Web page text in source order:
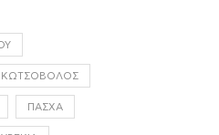
ΚΩΤΣΌΒΟΛΟΣ
ΠΆΣΧΑ